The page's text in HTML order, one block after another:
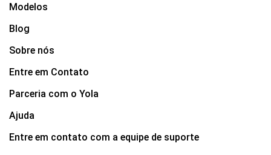
Modelos
Blog
Sobre nós
Entre em Contato
Parceria com o Yola
Ajuda
Entre em contato com a equipe de suporte